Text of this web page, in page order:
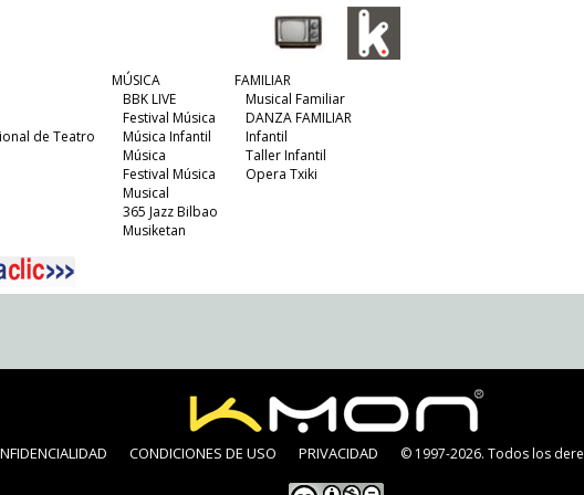
de Teatro
MÚSICA
BBK LIVE
Festival Música
Música Infantil
Música
Festival Música
Musical
365 Jazz Bilbao
Musiketan
FAMILIAR
Musical Familiar
DANZA FAMILIAR
Infantil
Taller Infantil
Opera Txiki
CONDICIONES DE USO PRIVACIDAD © 1997-2026. Todos los